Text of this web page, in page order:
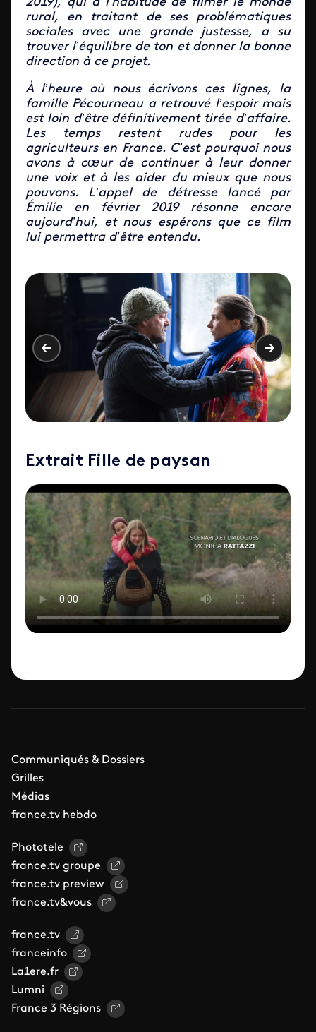
rural, en traitant de ses problématiques
sociales avec une grande justesse, a su
trouver l’équilibre de ton et donner la bonne
direction à ce projet.
À l’heure où nous écrivons ces lignes, la
famille Pécourneau a retrouvé l’espoir mais
est loin d’être définitivement tirée d’affaire.
Les temps restent rudes pour les
agriculteurs en France. C’est pourquoi nous
avons à cœur de continuer à leur donner
une voix et à les aider du mieux que nous
pouvons. L’appel de détresse lancé par
Émilie en février 2019 résonne encore
aujourd’hui, et nous espérons que ce film
lui permettra d’être entendu.
Extrait Fille de paysan
ID de la video FTV Preview
Communiqués & Dossiers
Grilles
Médias
france.tv hebdo
Phototele
france.tv groupe
france.tv preview
france.tv&vous
france.tv
franceinfo
La1ere.fr
Lumni
France 3 Régions